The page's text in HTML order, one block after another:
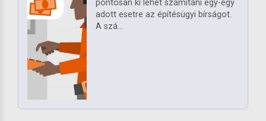
pontosan ki lehet számítani egy-egy
adott esetre az építésügyi bírságot.
A szá...